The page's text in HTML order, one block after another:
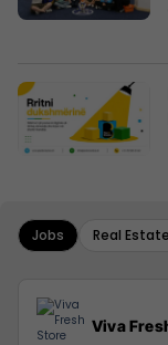
Jobs Real Estate
Viva